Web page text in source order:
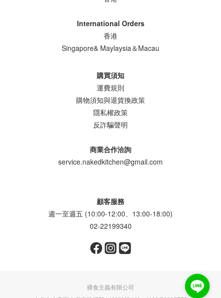
International Orders
香港
Singapore& Maylaysia＆Macau
購買須知
運費規則
購物須知與退貨換政策
隱私權政策
反詐騙聲明
商業合作洽詢
service.nakedkitchen@gmail.com
顧客服務
週一至週五 (10:00-12:00、13:00-18:00)
02-22199340
裸食主義有限公司